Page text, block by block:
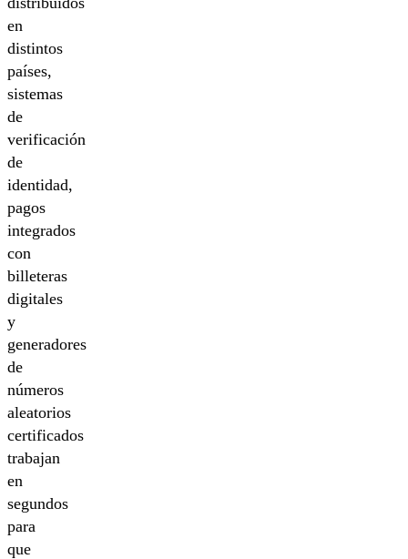
en
distintos
países,
sistemas
de
verificación
de
identidad,
pagos
integrados
con
billeteras
digitales
y
generadores
de
números
aleatorios
certificados
trabajan
en
segundos
para
que